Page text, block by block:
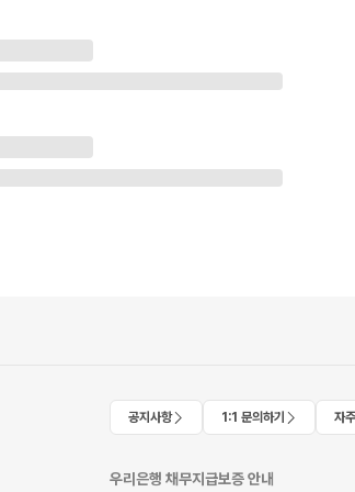
공지사항 1:1 문의하기 자
우리은행 채무지급보증 안내